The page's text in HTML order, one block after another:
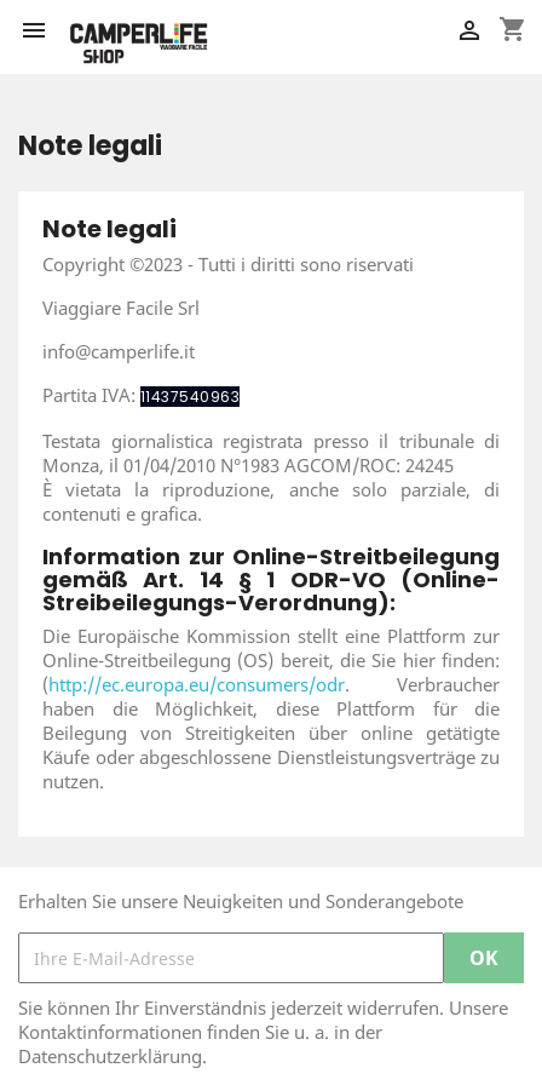
 shopping_cart

Note legali
Note legali
Copyright ©2023 - Tutti i diritti sono riservati
Viaggiare Facile Srl
info@camperlife.it
Partita IVA: 11437540963
Testata giornalistica registrata presso il tribunale di
Monza, il 01/04/2010 N°1983 AGCOM/ROC: 24245
È vietata la riproduzione, anche solo parziale, di
contenuti e grafica.
Information zur Online-Streitbeilegung
gemäß Art. 14 § 1 ODR-VO (Online-
Streibeilegungs-Verordnung):
Die Europäische Kommission stellt eine Plattform zur
Online-Streitbeilegung (OS) bereit, die Sie hier finden:
(http://ec.europa.eu/consumers/odr. Verbraucher
haben die Möglichkeit, diese Plattform für die
Beilegung von Streitigkeiten über online getätigte
Käufe oder abgeschlossene Dienstleistungsverträge zu
nutzen.
Erhalten Sie unsere Neuigkeiten und Sonderangebote
Sie können Ihr Einverständnis jederzeit widerrufen. Unsere
Kontaktinformationen finden Sie u. a. in der
Datenschutzerklärung.